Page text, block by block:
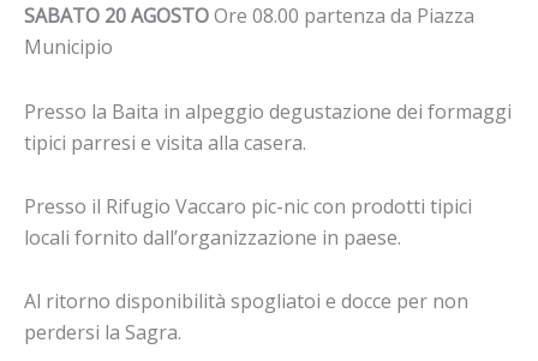
SABATO 20 AGOSTOOre 08.00 partenza da Piazza
Municipio
Presso la Baita in alpeggio degustazione dei formaggi
tipici parresi e visita alla casera.
Presso il Rifugio Vaccaro pic-nic con prodotti tipici
locali fornito dall’organizzazione in paese.
Al ritorno disponibilità spogliatoi e docce per non
perdersi la Sagra.